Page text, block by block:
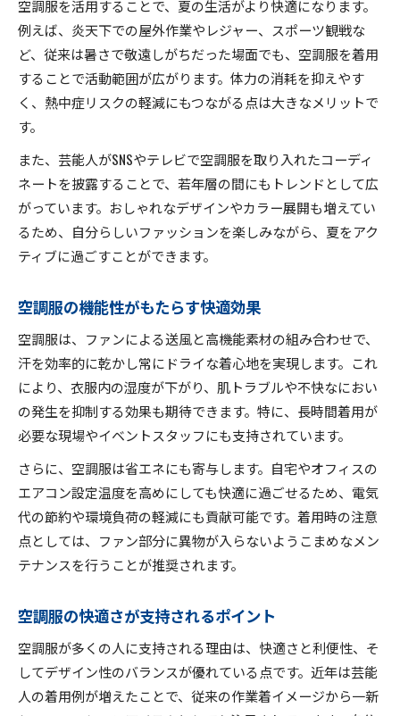
空調服を活用することで、夏の生活がより快適になります。
例えば、炎天下での屋外作業やレジャー、スポーツ観戦な
ど、従来は暑さで敬遠しがちだった場面でも、空調服を着用
することで活動範囲が広がります。体力の消耗を抑えやす
く、熱中症リスクの軽減にもつながる点は大きなメリットで
す。
また、芸能人がSNSやテレビで空調服を取り入れたコーディ
ネートを披露することで、若年層の間にもトレンドとして広
がっています。おしゃれなデザインやカラー展開も増えてい
るため、自分らしいファッションを楽しみながら、夏をアク
ティブに過ごすことができます。
空調服の機能性がもたらす快適効果
空調服は、ファンによる送風と高機能素材の組み合わせで、
汗を効率的に乾かし常にドライな着心地を実現します。これ
により、衣服内の湿度が下がり、肌トラブルや不快なにおい
の発生を抑制する効果も期待できます。特に、長時間着用が
必要な現場やイベントスタッフにも支持されています。
さらに、空調服は省エネにも寄与します。自宅やオフィスの
エアコン設定温度を高めにしても快適に過ごせるため、電気
代の節約や環境負荷の軽減にも貢献可能です。着用時の注意
点としては、ファン部分に異物が入らないようこまめなメン
テナンスを行うことが推奨されます。
空調服の快適さが支持されるポイント
空調服が多くの人に支持される理由は、快適さと利便性、そ
してデザイン性のバランスが優れている点です。近年は芸能
人の着用例が増えたことで、従来の作業着イメージから一新